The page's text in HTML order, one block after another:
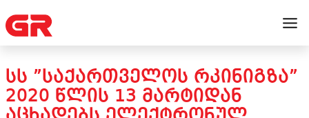
ᲡᲡ ”ᲡᲐᲥᲐᲠᲗᲕᲔᲚᲝᲡ ᲠᲙᲘᲜᲘᲒᲖᲐ”
2020 ᲬᲚᲘᲡ 13 ᲛᲐᲠᲢᲘᲓᲐᲜ